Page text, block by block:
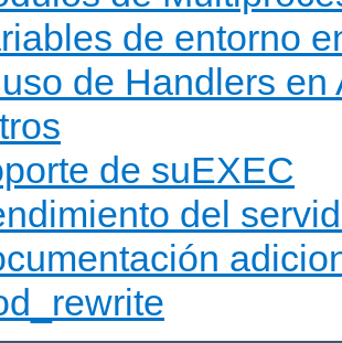
de entorno
de Handlers en
de suEXEC
del